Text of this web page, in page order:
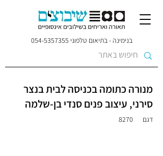
בנימינה - בתיאום טלפוני 054-5357355
מנורה כתומה בכניסה לבית בנצר
סירני, עיצוב פנים סנדי בן-שלמה
דגם 8270